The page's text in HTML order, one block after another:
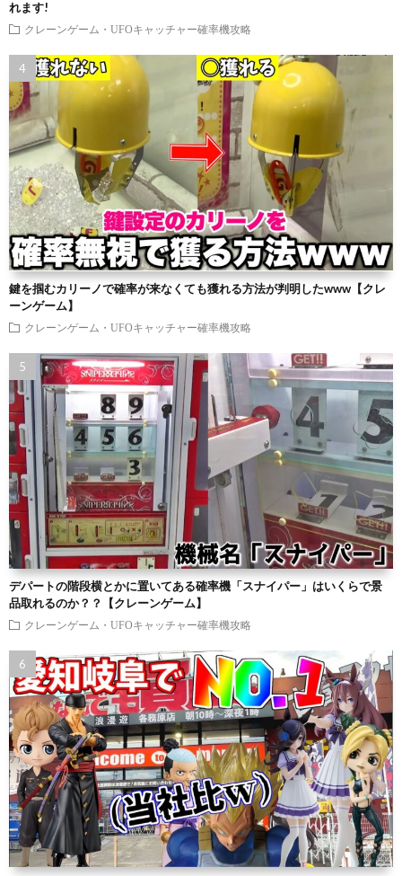
れます!
クレーンゲーム・UFOキャッチャー確率機攻略
鍵を掴むカリーノで確率が来なくても獲れる方法が判明したwww【クレ
ーンゲーム】
クレーンゲーム・UFOキャッチャー確率機攻略
デパートの階段横とかに置いてある確率機「スナイパー」はいくらで景
品取れるのか？？【クレーンゲーム】
クレーンゲーム・UFOキャッチャー確率機攻略